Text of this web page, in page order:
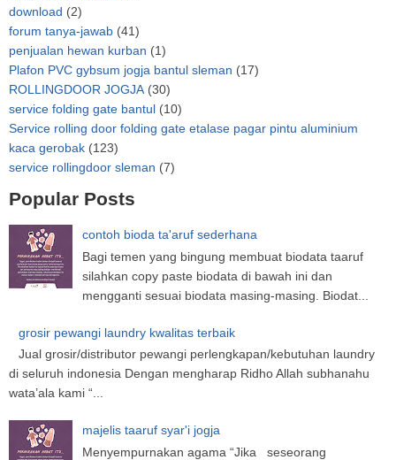
download (2)
forum tanya-jawab (41)
penjualan hewan kurban (1)
Plafon PVC gybsum jogja bantul sleman (17)
ROLLINGDOOR JOGJA (30)
service folding gate bantul (10)
Service rolling door folding gate etalase pagar pintu aluminium
kaca gerobak (123)
service rollingdoor sleman (7)
Popular Posts
contoh bioda ta'aruf sederhana
Bagi temen yang bingung membuat biodata taaruf
silahkan copy paste biodata di bawah ini dan
mengganti sesuai biodata masing-masing. Biodat...
grosir pewangi laundry kwalitas terbaik
Jual grosir/distributor pewangi perlengkapan/kebutuhan laundry
di seluruh indonesia Dengan mengharap Ridho Allah subhanahu
wata’ala kami “...
majelis taaruf syar'i jogja
Menyempurnakan agama “Jika seseorang